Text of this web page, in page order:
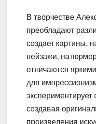
В творчестве
преобладают
создает картины,
пейзажи,
отличаются
для
создавая
произведения